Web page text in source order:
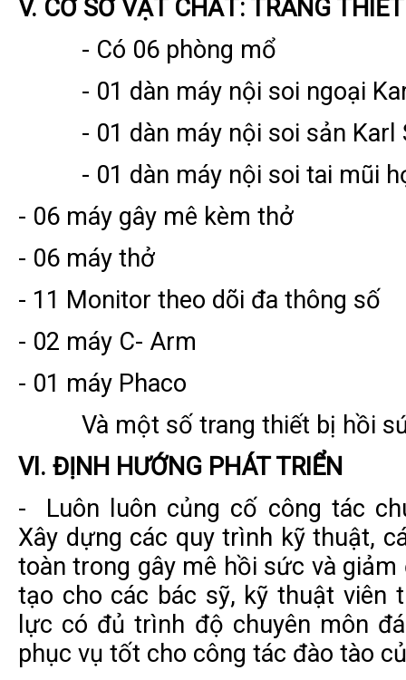
V. CƠ SỞ VẬT CHẤT: TRANG
- Có 06 phòng mổ
- 01 dàn máy nội soi ngoại
- 01 dàn máy nội soi sản Karl
- 01 dàn máy nội soi tai mũi
- 06 máy gây mê kèm thở
- 06 máy thở
- 11 Monitor theo dõi đa thông số
- 02 máy C- Arm
- 01 máy Phaco
Và một số trang thiết bị hồi
VI. ĐỊNH HƯỚNG PHÁT TRIỂN
- Luôn luôn củng cố công tác
Xây dựng các quy trình kỹ thuật,
toàn trong gây mê hồi sức và
tạo cho các bác sỹ, kỹ thuật viên
lực có đủ trình độ chuyên môn
phục vụ tốt cho công tác đào tào